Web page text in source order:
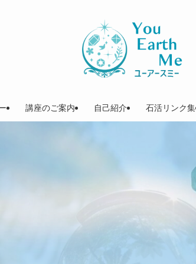
講座のご案内 自己紹介 石活リンク集